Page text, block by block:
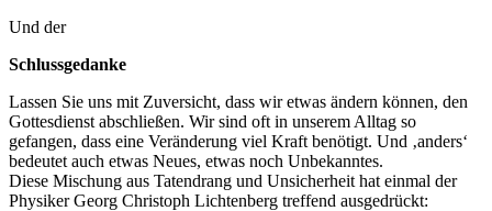
Und der
Schlussgedanke
Lassen Sie uns mit Zuversicht, dass wir etwas ändern können, den
Gottesdienst abschließen. Wir sind oft in unserem Alltag so
gefangen, dass eine Veränderung viel Kraft benötigt. Und ‚anders‘
bedeutet auch etwas Neues, etwas noch Unbekanntes.
Diese Mischung aus Tatendrang und Unsicherheit hat einmal der
Physiker Georg Christoph Lichtenberg treffend ausgedrückt: